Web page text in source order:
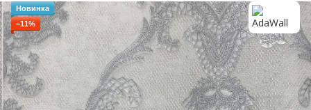
Новинка
−11%